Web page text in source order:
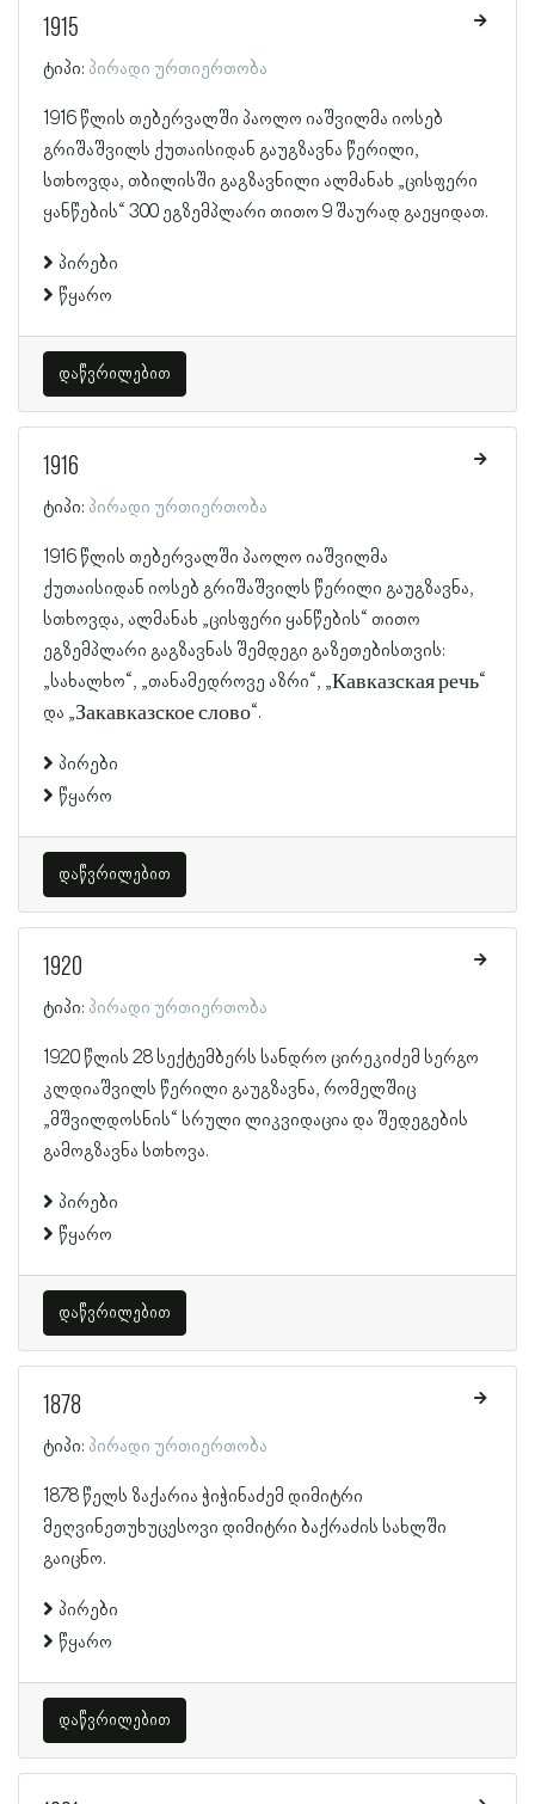
1915
ტიპი: პირადი ურთიერთობა
1916 წლის თებერვალში პაოლო იაშვილმა იოსებ
გრიშაშვილს ქუთაისიდან გაუგზავნა წერილი,
სთხოვდა, თბილისში გაგზავნილი ალმანახ „ცისფერი
ყანწების“ 300 ეგზემპლარი თითო 9 შაურად გაეყიდათ.
პირები
წყარო
დაწვრილებით
1916
ტიპი: პირადი ურთიერთობა
1916 წლის თებერვალში პაოლო იაშვილმა
ქუთაისიდან იოსებ გრიშაშვილს წერილი გაუგზავნა,
სთხოვდა, ალმანახ „ცისფერი ყანწების“ თითო
ეგზემპლარი გაგზავნას შემდეგი გაზეთებისთვის:
„სახალხო“, „თანამედროვე აზრი“, „Кавказская речь“
და „Закавказское слово“.
პირები
წყარო
დაწვრილებით
1920
ტიპი: პირადი ურთიერთობა
1920 წლის 28 სექტემბერს სანდრო ცირეკიძემ სერგო
კლდიაშვილს წერილი გაუგზავნა, რომელშიც
„მშვილდოსნის“ სრული ლიკვიდაცია და შედეგების
გამოგზავნა სთხოვა.
პირები
წყარო
დაწვრილებით
1878
ტიპი: პირადი ურთიერთობა
1878 წელს ზაქარია ჭიჭინაძემ დიმიტრი
მეღვინეთუხუცესოვი დიმიტრი ბაქრაძის სახლში
გაიცნო.
პირები
წყარო
დაწვრილებით